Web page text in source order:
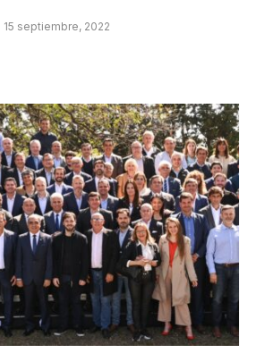
15 septiembre, 2022